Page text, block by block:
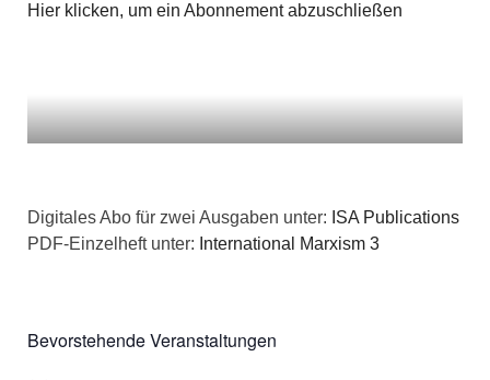
Hier klicken, um ein Abonnement abzuschließen
Digitales Abo für zwei Ausgaben unter: ISA Publications
PDF-Einzelheft unter: International Marxism 3
Bevorstehende Veranstaltungen